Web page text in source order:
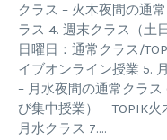
クラス – 火木夜間の通
ラス 4. 週末クラス（土
日曜日：通常クラス/
イブオンライン授業 5.
– 月水夜間の通常クラス
び集中授業） – TOPIK火
月水クラス 7….